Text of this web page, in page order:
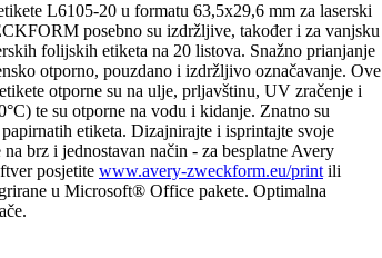
L6105-20 u formatu 63,5x29,6 mm za laserski
posebno su izdržljive, također i za vanjsku
folijskih etiketa na 20 listova. Snažno prianjanje
otporno, pouzdano i izdržljivo označavanje. Ove
otporne su na ulje, prljavštinu, UV zračenje i
te su otporne na vodu i kidanje. Znatno su
etiketa. Dizajnirajte i isprintajte svoje
brz i jednostavan način - za besplatne Avery
posjetite www.avery-zweckform.eu/print ili
u Microsoft® Office pakete. Optimalna